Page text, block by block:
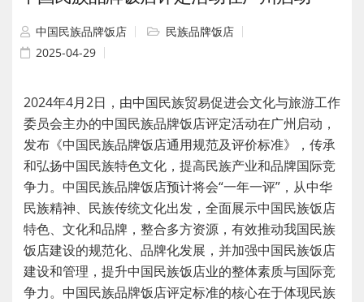
中国民族品牌饭店
民族品牌饭店
2025-04-29
2024年4月2日，由中国民族贸易促进会文化与旅游工作
委员会主办的中国民族品牌饭店评定活动在广州启动，
发布《中国民族品牌饭店通用规范及评价标准》，传承
和弘扬中国民族特色文化，提高民族产业和品牌国际竞
争力。 中国民族品牌饭店预计将会“一年一评”，从中华
民族精神、民族传统文化出发，全面展示中国民族饭店
特色、文化和品牌，整合多方资源，有效推动我国民族
饭店建设的规范化、品牌化发展，并加强中国民族饭店
建设和管理，提升中国民族饭店业的整体素质与国际竞
争力。 中国民族品牌饭店评定标准的核心在于体现民族